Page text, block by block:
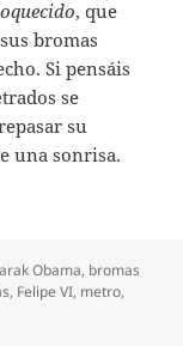
, que
bromas
Si pensáis
se
su
una sonrisa.
Obama, bromas
, Felipe VI, metro,
precio de denunciar la